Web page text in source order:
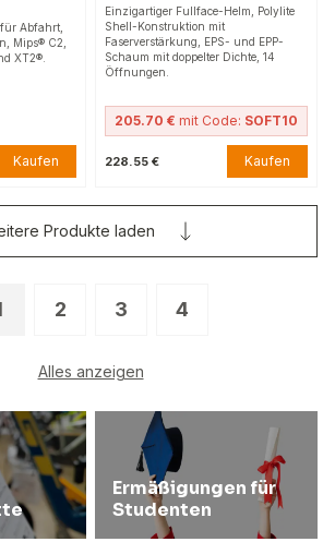
Abfahrt,
Mips® C2,
XT2®.
Kaufen
Einzigartiger Fullface-Helm, Polylite
Shell-Konstruktion mit
Faserverstärkung, EPS- und EPP-
Schaum mit doppelter Dichte, 14
Öffnungen.
205.70 € mit Code: SOFT10
228.55 € Kaufen
2 3 4
Alles anzeigen
Produkte laden
Ermäßigungen für
Studenten